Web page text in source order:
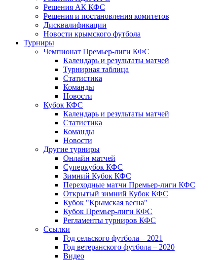
Решения АК КФС
Решения и постановления комитетов
Дисквалификации
Новости крымского футбола
Турниры
Чемпионат Премьер-лиги КФС
Календарь и результаты матчей
Турнирная таблица
Статистика
Команды
Новости
Кубок КФС
Календарь и результаты матчей
Статистика
Команды
Новости
Другие турниры
Онлайн матчей
Суперкубок КФС
Зимний Кубок КФС
Переходные матчи Премьер-лиги КФС
Открытый зимний Кубок КФС
Кубок "Крымская весна"
Кубок Премьер-лиги КФС
Регламенты турниров КФС
Ссылки
Год сельского футбола – 2021
Год ветеранского футбола – 2020
Видео